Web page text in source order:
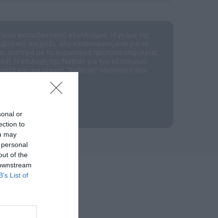
or
to
may
of the
List of
και μια ισχυρή "πράσινη" ταυτότητα που